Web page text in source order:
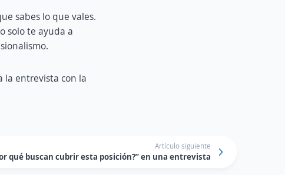
sabes lo que vales.
solo te ayuda a
la entrevista con la
Artículo siguiente
qué buscan cubrir esta posición?” en una entrevista